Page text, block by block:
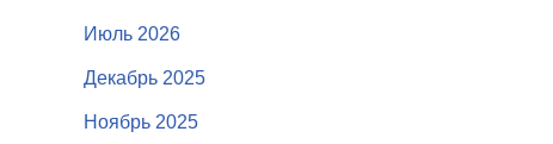
Июль 2026
Декабрь 2025
Ноябрь 2025